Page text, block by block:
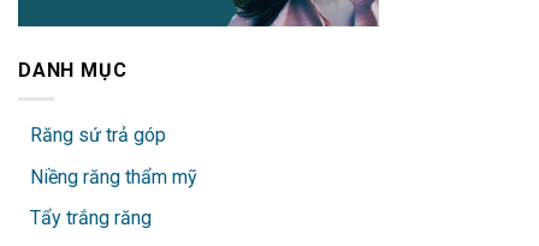
DANH MỤC
Răng sứ trả góp
Niềng răng thẩm mỹ
Tẩy trắng răng